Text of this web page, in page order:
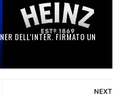
DELL’INTER. FIRMATO UN
NEXT